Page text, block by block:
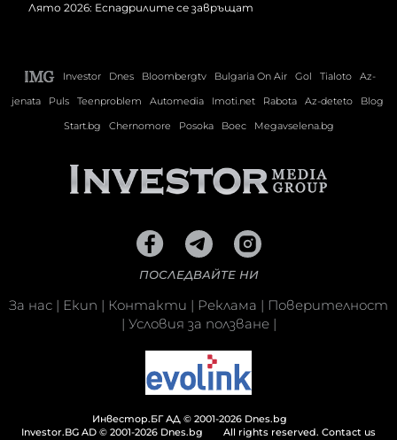
Лято 2026: Еспадрилите се завръщат
Investor Dnes Bloombergtv Bulgaria On Air Gol Tialoto
Az-
jenata
Puls Teenproblem Automedia Imoti.net Rabota Az-deteto
Blog
Start.bg
Chernomore Posoka Boec Megavselena.bg
ПОСЛЕДВАЙТЕ НИ
За нас | Екип | Контакти | Реклама | Поверителност
| Условия за ползване|
Инвестор.БГ АД © 2001-2026 Dnes.bg
Investor.BG AD © 2001-2026 Dnes.bg
All rights reserved. Contact us